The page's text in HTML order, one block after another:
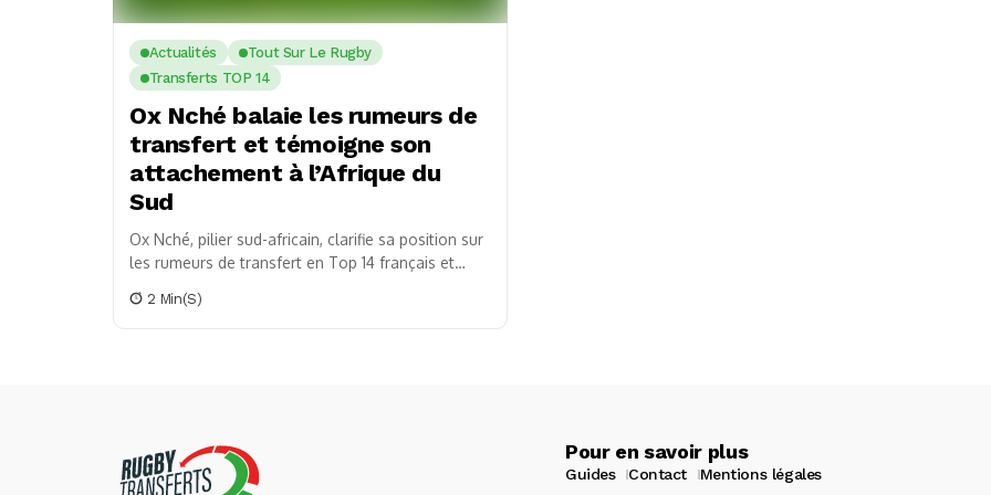
Actualités
Tout Sur Le Rugby
Transferts TOP 14
Ox Nché balaie les rumeurs de
transfert et témoigne son
attachement à l’Afrique du
Sud
Ox Nché, pilier sud-africain, clarifie sa position sur
les rumeurs de transfert en Top 14 français et
2 Min(s)
Pour en savoir plus
Guides Contact Mentions légales